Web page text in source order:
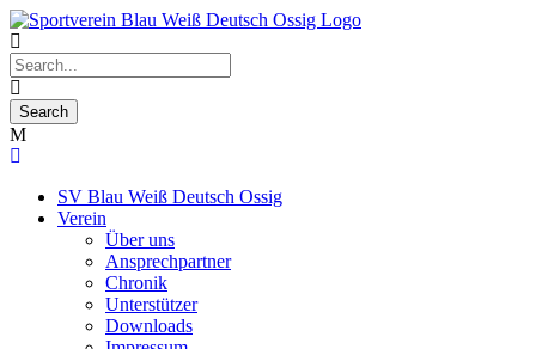
SV Blau Weiß Deutsch Ossig
Verein
Über uns
Ansprechpartner
Chronik
Unterstützer
Downloads